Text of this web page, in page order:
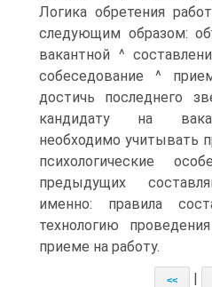
Логика обретения
следующим образом:
вакантной ^
собеседование ^
достичь последнего
кандидату на
необходимо учитывать
психологические
предыдущих
именно: правила
технологию
приеме на работу.
<<